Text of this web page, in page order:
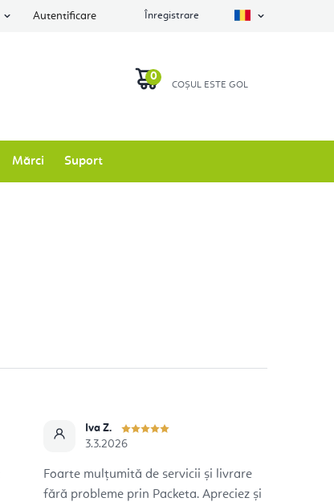
Autentificare Înregistrare
DE
CUMPĂRĂTURI
Mărci Suport
Iva Z.
3.3.2026
Foarte mulțumită de servicii și livrare
fără probleme prin Packeta. Apreciez și